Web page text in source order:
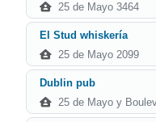
25 de Mayo 3464
El Stud whiskería
25 de Mayo 2099
Dublin pub
25 de Mayo y